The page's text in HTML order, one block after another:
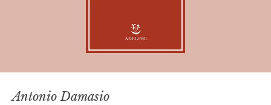
Antonio Damasio